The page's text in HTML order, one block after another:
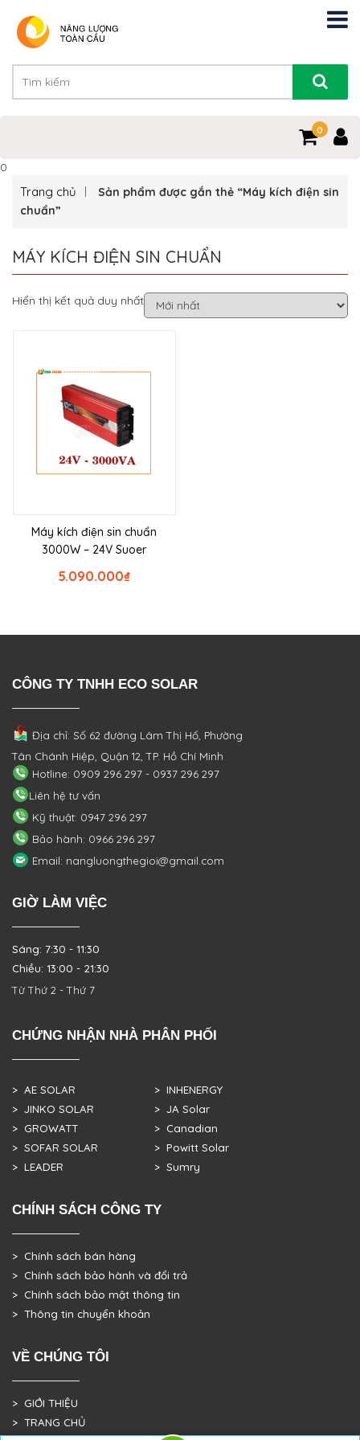
0
0
Trang chủ
Sản phẩm được gắn thẻ “Máy kích điện sin
chuẩn”
MÁY KÍCH ĐIỆN SIN CHUẨN
Hiển thị kết quả duy nhất
Máy kích điện sin chuẩn
3000W – 24V Suoer
₫
5.090.000
CÔNG TY TNHH ECO SOLAR
Địa chỉ: Số 62 đường Lâm Thị Hố, Phường
Tân Chánh Hiệp, Quận 12, TP. Hồ Chí Minh
Hotline: 0909 296 297 - 0937 296 297
Liên hệ tư vấn
Kỹ thuật: 0947 296 297
Bảo hành: 0966 296 297
Email: nangluongthegioi@gmail.com
GIỜ LÀM VIỆC
Sáng: 7:30 - 11:30
Chiều: 13:00 - 21:30
Từ Thứ 2 - Thứ 7
CHỨNG NHẬN NHÀ PHÂN PHỐI
> AE SOLAR
> JINKO SOLAR
> GROWATT
> SOFAR SOLAR
> LEADER
> INHENERGY
> JA Solar
> Canadian
> Powitt Solar
> Sumry
CHÍNH SÁCH CÔNG TY
> Chính sách bán hàng
> Chính sách bảo hành và đổi trả
> Chính sách bảo mật thông tin
> Thông tin chuyển khoản
VỀ CHÚNG TÔI
> GIỚI THIỆU
> TRANG CHỦ